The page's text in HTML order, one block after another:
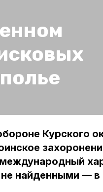
Курского
найденными — в